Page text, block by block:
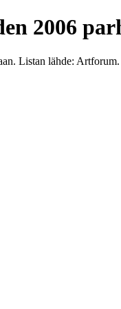
2006
Listan lähde: Artforum.